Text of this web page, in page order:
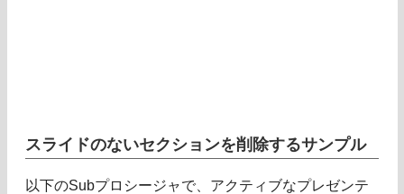
スライドのないセクションを削除するサンプル
以下のSubプロシージャで、アクティブなプレゼンテ